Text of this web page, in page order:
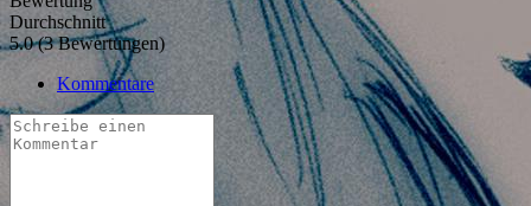
Durchschnitt
5.0 (3 Bewertungen)
Kommentare